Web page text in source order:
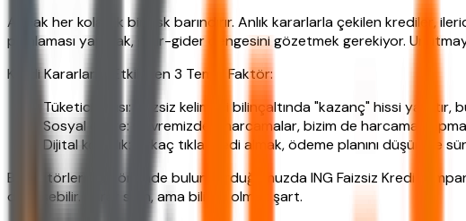
Ancak her kolaylık bir risk barındırır. Anlık kararlarla çekilen krediler,
planlaması yapmak, gelir-gider dengesini gözetmek gerekiyor.
Kredi Kararlarını Etkileyen 3 Temel Faktör:
Tüketici algısı: Faizsiz kelimesi bilinçaltında "kazanç" hissi yaratır,
Sosyal çevre: Çevremizdeki harcamalar, bizim de harcama
Dijital kolaylık: Birkaç tıkla kredi almak, ödeme planını düşünme
Bu faktörleri göz önünde bulundurduğumuzda ING Faizsiz Kredi
dönüşebilir. Karar sizin, ama bilinçli olmak şart.